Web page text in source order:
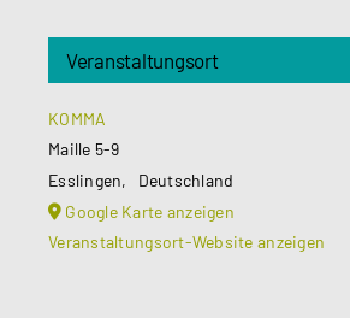
Veranstaltungsort
KOMMA
Maille 5-9
Esslingen,
Deutschland
Google Karte anzeigen
Veranstaltungsort-Website anzeigen